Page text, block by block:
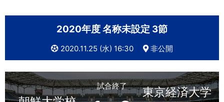
2020年度 名称未設定 3節
2020.11.25 (水) 16:30 非公開
試合終了
東京経済大学